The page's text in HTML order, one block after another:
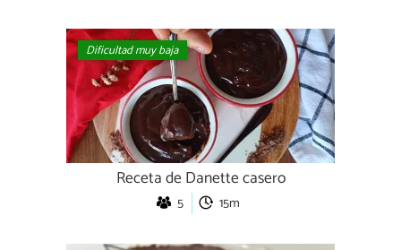
Dificultad muy baja
Receta de Danette casero
5 15m